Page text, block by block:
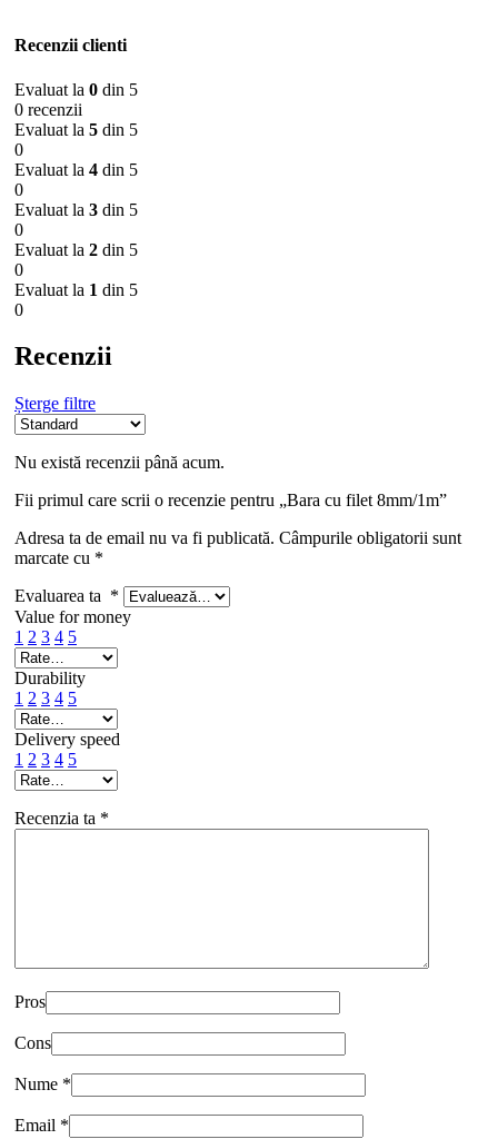
Recenzii clienti
Evaluat la 0 din 5
0 recenzii
Evaluat la 5 din 5
0
Evaluat la 4 din 5
0
Evaluat la 3 din 5
0
Evaluat la 2 din 5
0
Evaluat la 1 din 5
0
Recenzii
Șterge filtre
Nu există recenzii până acum.
Fii primul care scrii o recenzie pentru „Bara cu filet 8mm/1m”
Adresa ta de email nu va fi publicată. Câmpurile obligatorii sunt
marcate cu *
Evaluarea ta *
Value for money
1 2 3 4 5
Durability
1 2 3 4 5
Delivery speed
1 2 3 4 5
Recenzia ta *
Pros
Cons
Nume *
Email *